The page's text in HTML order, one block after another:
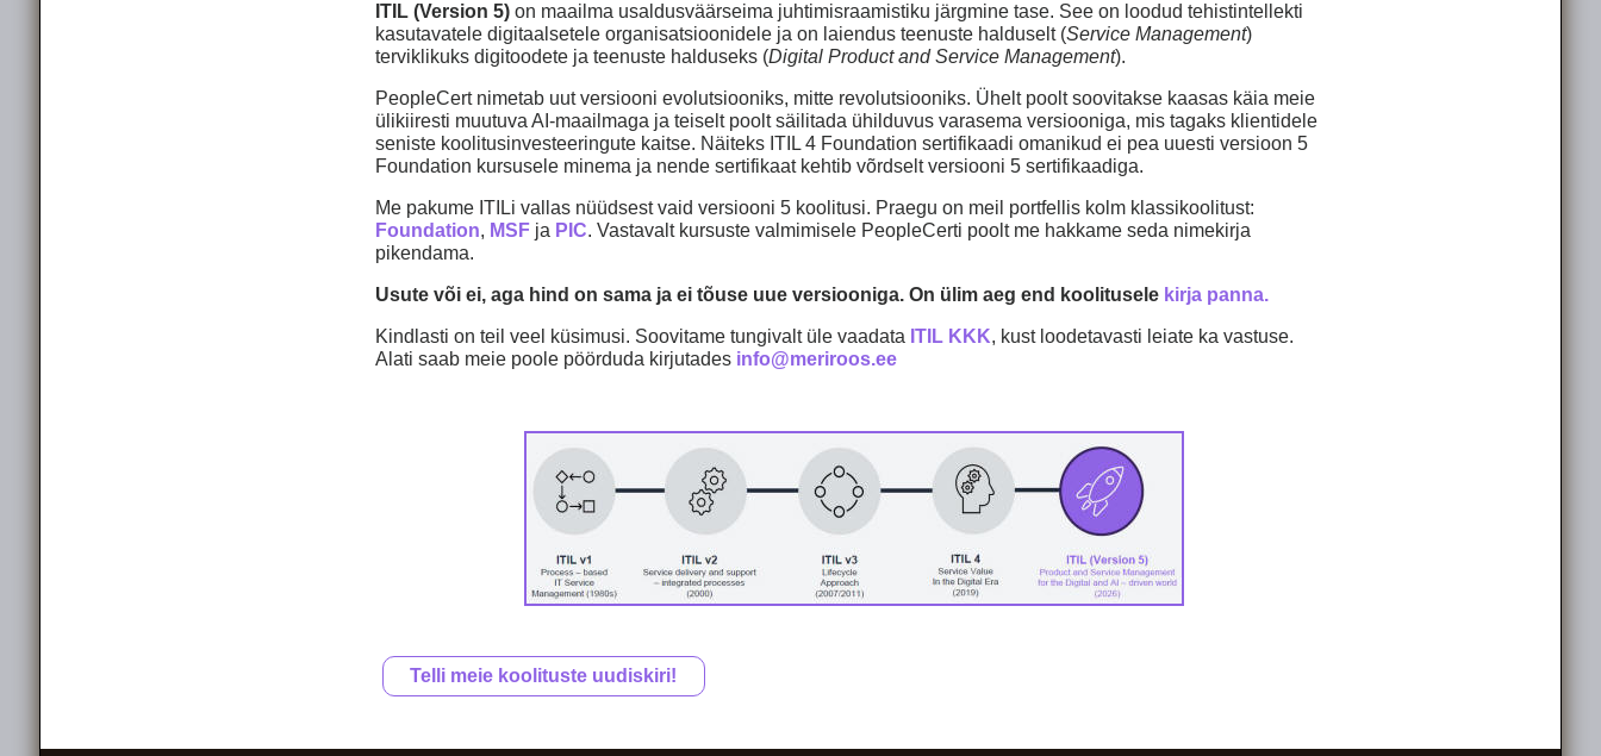
ITIL (Version 5)on maailma usaldusväärseima juhtimisraamistiku järgmine tase. See on loodud tehistintellekti
kasutavatele digitaalsetele organisatsioonidele ja on laiendus teenuste halduselt (Service Management)
terviklikuks digitoodete ja teenuste halduseks (Digital Product and Service Management).
PeopleCert nimetab uut versiooni evolutsiooniks, mitte revolutsiooniks. Ühelt poolt soovitakse kaasas käia meie
ülikiiresti muutuva AI-maailmaga ja teiselt poolt säilitada ühilduvus varasema versiooniga, mis tagaks klientidele
seniste koolitusinvesteeringute kaitse. Näiteks ITIL 4 Foundation sertifikaadi omanikud ei pea uuesti versioon 5
Foundation kursusele minema ja nende sertifikaat kehtib võrdselt versiooni 5 sertifikaadiga.
Me pakume ITILi vallas nüüdsest vaid versiooni 5 koolitusi. Praegu on meil portfellis kolm klassikoolitust:
Foundation, MSFja PIC. Vastavalt kursuste valmimisele PeopleCerti poolt me hakkame seda nimekirja
pikendama.
Usute või ei, aga hind on sama ja ei tõuse uue versiooniga. On ülim aeg end koolitusele kirja panna.
Kindlasti on teil veel küsimusi. Soovitame tungivalt üle vaadata ITIL KKK, kust loodetavasti leiate ka vastuse.
Alati saab meie poole pöörduda kirjutades info@meriroos.ee
Telli meie koolituste uudiskiri!